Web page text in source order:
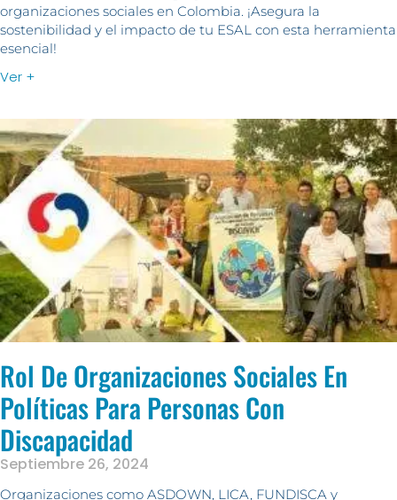
organizaciones sociales en Colombia. ¡Asegura la
sostenibilidad y el impacto de tu ESAL con esta herramienta
esencial!
Ver +
Rol De Organizaciones Sociales En
Políticas Para Personas Con
Discapacidad
Septiembre 26, 2024
Organizaciones como ASDOWN, LICA, FUNDISCA y